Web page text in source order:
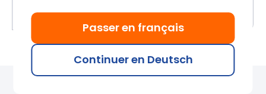
Passer en français
Continuer en Deutsch